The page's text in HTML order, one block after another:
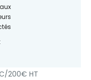
200€ HT